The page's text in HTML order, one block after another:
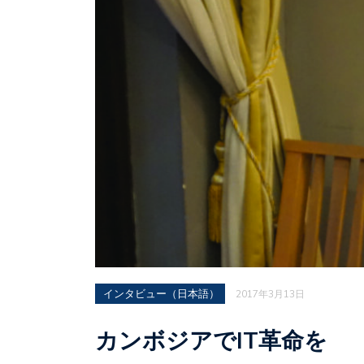
インタビュー（日本語） 2017年3月13日
カンボジアでIT革命を